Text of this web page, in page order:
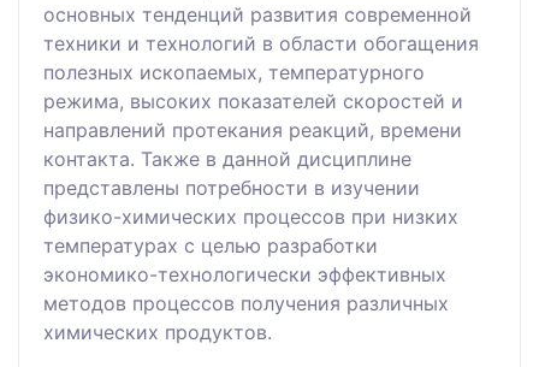
основных тенденций развития современной
техники и технологий в области обогащения
полезных ископаемых, температурного
режима, высоких показателей скоростей и
направлений протекания реакций, времени
контакта. Также в данной дисциплине
представлены потребности в изучении
физико-химических процессов при низких
температурах с целью разработки
экономико-технологически эффективных
методов процессов получения различных
химических продуктов.